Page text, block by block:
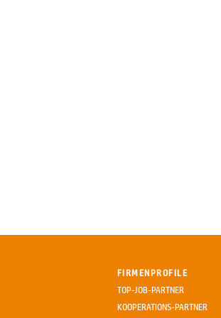
FIRMENPROFILE
TOP-JOB-PARTNER
KOOPERATIONS-PARTNER